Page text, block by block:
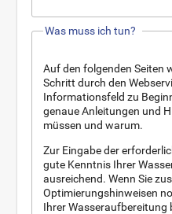
Was muss ich tun?
Auf den folgenden Seiten
Schritt durch den
Informationsfeld zu
genaue Anleitungen und
müssen und warum.
Zur Eingabe der
gute Kenntnis Ihrer
ausreichend. Wenn Sie
Optimierungshinweisen
Ihrer Wasseraufbereitung